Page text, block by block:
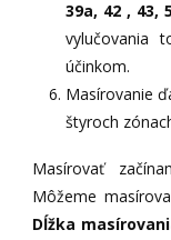
39a, 42 , 43,
vylučovania
účinkom.
Masírovanie
štyroch
Masírovať
Môžeme
Dĺžka